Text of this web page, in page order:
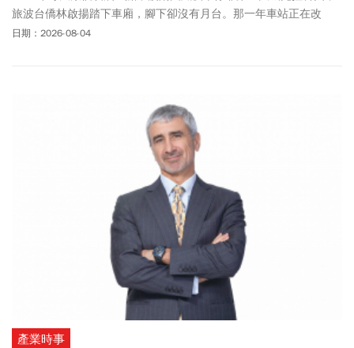
旅波台僑林啟揚踏下車廂，腳下卻沒有月台。那一年車站正在改
建，積雪蓋住臨時的碎石地。多數東西被雪埋住，他當下的感受
蘭的矽谷，超過50家國際科技巨頭進駐。這一幕的今昔對照，正是
「波蘭」這頭「歐洲野牛」雄起最具畫面感的縮影。
日期：2026-08-04
產業時事